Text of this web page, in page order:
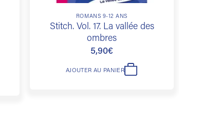
ROMANS 9-12 ANS
Stitch. Vol. 17. La vallée des
ombres
5,90€
AJOUTER AU PANIER